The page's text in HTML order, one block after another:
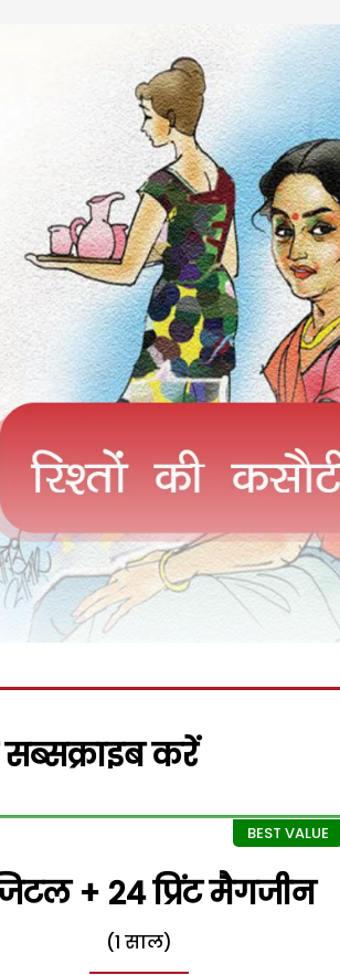
करें
+ 24 प्रिंट मैगजीन
(1 साल)